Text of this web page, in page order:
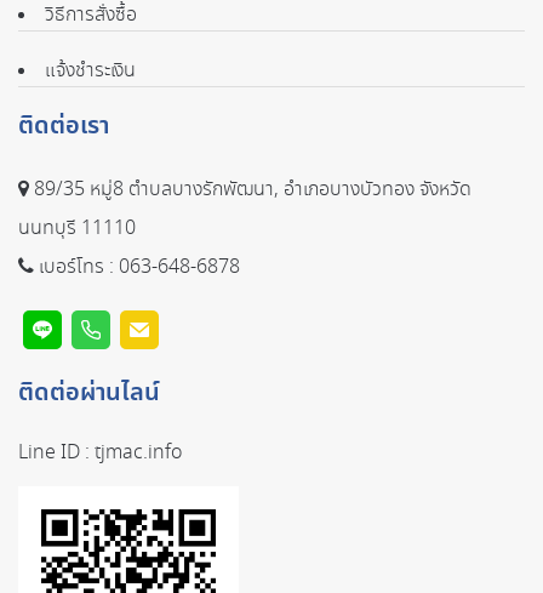
วิธีการสั่งซื้อ
แจ้งชำระเงิน
ติดต่อเรา
89/35 หมู่8 ตำบลบางรักพัฒนา, อำเภอบางบัวทอง จังหวัด
นนทบุรี 11110
เบอร์โทร : 063-648-6878
ติดต่อผ่านไลน์
Line ID : tjmac.info